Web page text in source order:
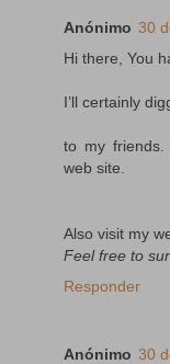
Anónimo 30
Hi there, You
I’ll certainly
to my
web site.
Also visit my
Feel free to
Responder
Anónimo 30